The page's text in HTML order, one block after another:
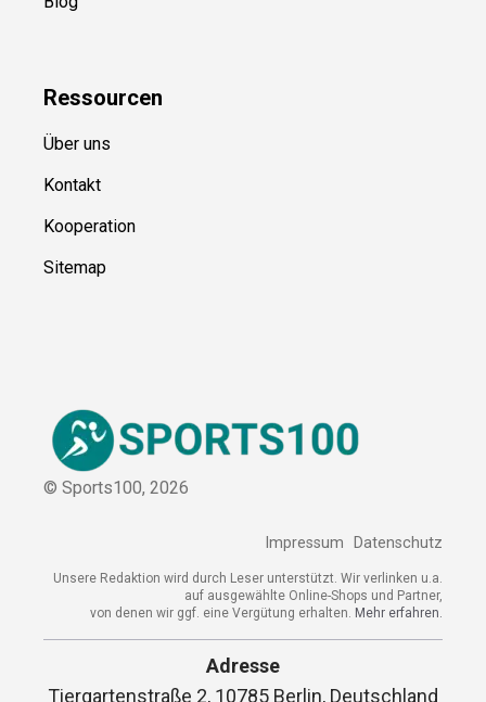
Ressourcen
Über uns
Kontakt
Kooperation
Sitemap
© Sports100, 2026
Impressum Datenschutz
Unsere Redaktion wird durch Leser unterstützt. Wir verlinken u.a.
auf ausgewählte Online-Shops und Partner,
von denen wir ggf. eine Vergütung erhalten. Mehr erfahren.
Adresse
Tiergartenstraße 2, 10785 Berlin, Deutschland